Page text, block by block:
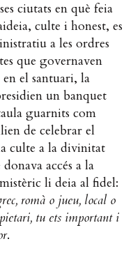
ciutats en què feia
culte i honest, es
a les ordres
que governaven
el santuari, la
un banquet
guarnits com
de celebrar el
culte a la divinitat
accés a la
li deia al fidel:
romà o jueu, local o
tu ets important i
.